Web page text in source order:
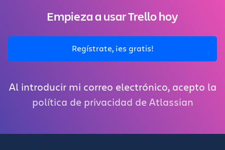
Empieza a usar Trello hoy
Regístrate, ¡es gratis!
Al introducir mi correo electrónico, acepto la
política de privacidad de Atlassian